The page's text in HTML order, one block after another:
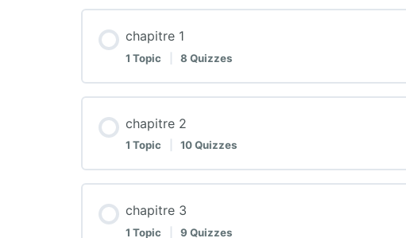
chapitre 1
1 Topic 8 Quizzes
chapitre 2
1 Topic 10 Quizzes
chapitre 3
1 Topic 9 Quizzes